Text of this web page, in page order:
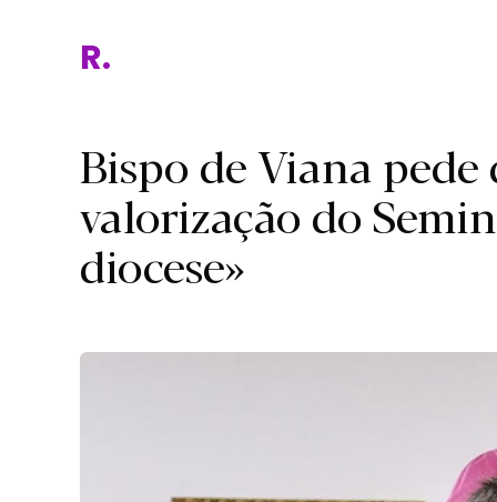
Religi
Bispo de Viana pede
valorização do
diocese»